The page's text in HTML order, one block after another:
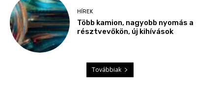
HÍREK
Több kamion, nagyobb nyomás a
résztvevőkön, új kihívások
Továbbiak